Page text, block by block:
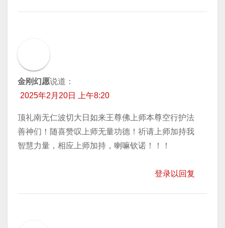
金刚幻愿说道：
2025年2月20日 上午8:20
顶礼南无仁波切大日如来王尊佛上师本尊空行护法
善神们！随喜赞叹上师无量功德！祈请上师加持我
智慧力量，相应上师加持，喇嘛钦诺！！！
登录以回复